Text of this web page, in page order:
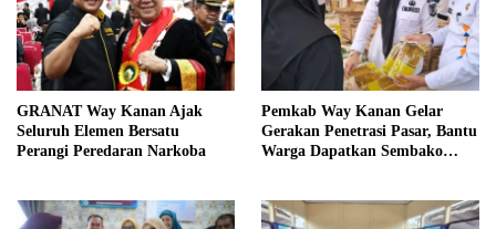
GRANAT Way Kanan Ajak
Seluruh Elemen Bersatu
Perangi Peredaran Narkoba
Pemkab Way Kanan Gelar
Gerakan Penetrasi Pasar, Bantu
Warga Dapatkan Sembako